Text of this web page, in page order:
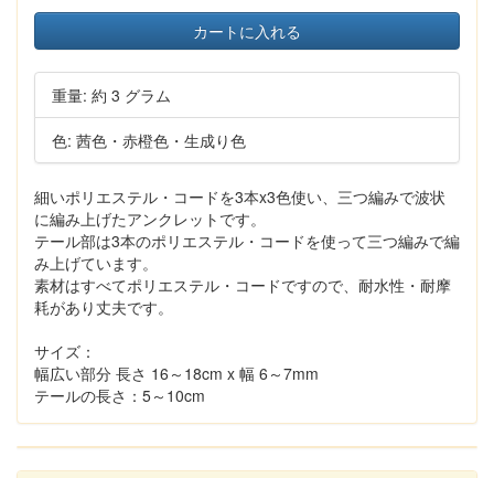
カートに入れる
重量: 約 3 グラム
色: 茜色・赤橙色・生成り色
細いポリエステル・コードを3本x3色使い、三つ編みで波状
に編み上げたアンクレットです。
テール部は3本のポリエステル・コードを使って三つ編みで編
み上げています。
素材はすべてポリエステル・コードですので、耐水性・耐摩
耗があり丈夫です。
サイズ：
幅広い部分 長さ 16～18cm x 幅 6～7mm
テールの長さ：5～10cm